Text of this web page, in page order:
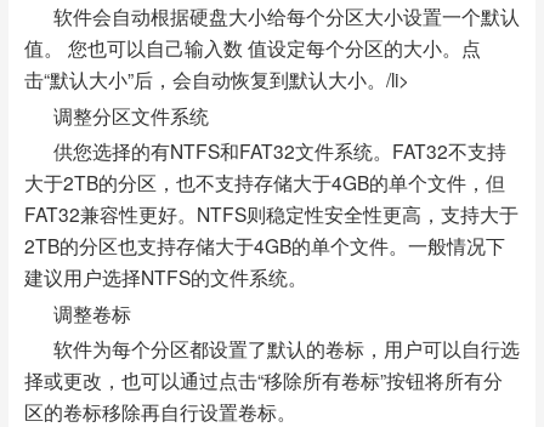
软件会自动根据硬盘大小给每个分区大小设置一个默认
值。 您也可以自己输入数 值设定每个分区的大小。点
击“默认大小”后，会自动恢复到默认大小。/li>
调整分区文件系统
供您选择的有NTFS和FAT32文件系统。FAT32不支持
大于2TB的分区，也不支持存储大于4GB的单个文件，但
FAT32兼容性更好。NTFS则稳定性安全性更高，支持大于
2TB的分区也支持存储大于4GB的单个文件。一般情况下
建议用户选择NTFS的文件系统。
调整卷标
软件为每个分区都设置了默认的卷标，用户可以自行选
择或更改，也可以通过点击“移除所有卷标”按钮将所有分
区的卷标移除再自行设置卷标。